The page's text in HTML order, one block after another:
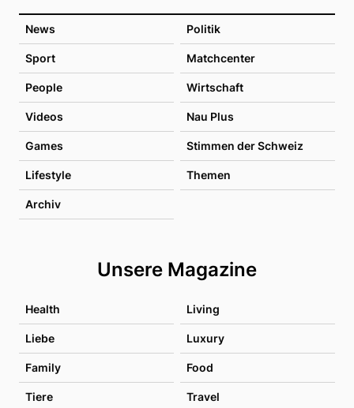
News Politik
Sport Matchcenter
People Wirtschaft
Videos Nau Plus
Games Stimmen der Schweiz
Lifestyle Themen
Archiv
Unsere Magazine
Health Living
Liebe Luxury
Family Food
Tiere Travel